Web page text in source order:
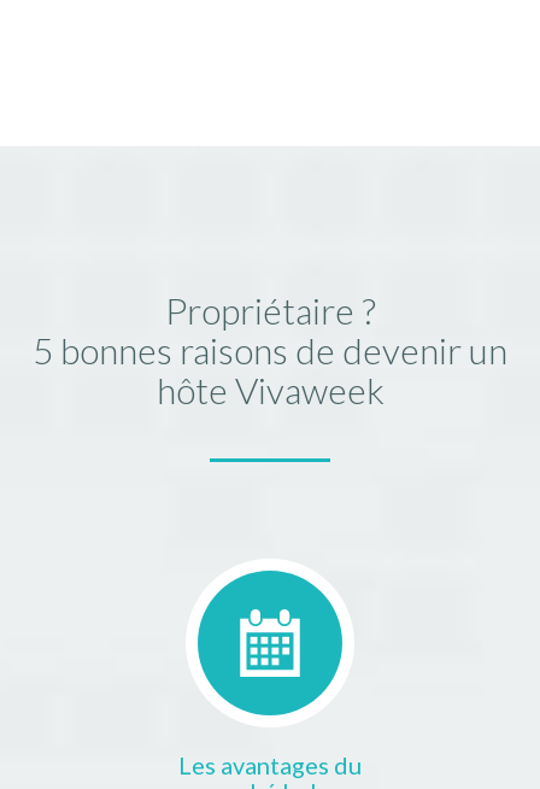
Propriétaire ?
5 bonnes raisons de devenir un
hôte Vivaweek
Les avantages du